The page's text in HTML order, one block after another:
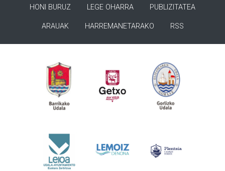
HONI BURUZ LEGE OHARRA PUBLIZITATEA
ARAUAK HARREMANETARAKO RSS